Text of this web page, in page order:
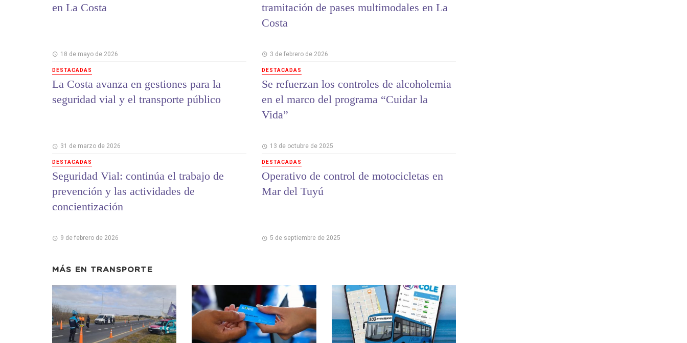
en La Costa
18 de mayo de 2026
DESTACADAS
La Costa avanza en gestiones para la
seguridad vial y el transporte público
31 de marzo de 2026
DESTACADAS
Seguridad Vial: continúa el trabajo de
prevención y las actividades de
concientización
9 de febrero de 2026
tramitación de pases multimodales en La
Costa
3 de febrero de 2026
DESTACADAS
Se refuerzan los controles de alcoholemia
en el marco del programa “Cuidar la
Vida”
13 de octubre de 2025
DESTACADAS
Operativo de control de motocicletas en
Mar del Tuyú
5 de septiembre de 2025
MÁS EN TRANSPORTE